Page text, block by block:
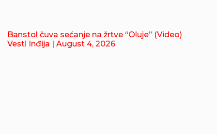
Banstol čuva sećanje na žrtve “Oluje” (Video)
Vesti Inđija | August 4, 2026